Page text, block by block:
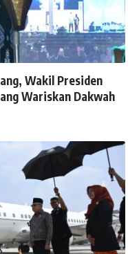
Wakil Presiden
Wariskan Dakwah